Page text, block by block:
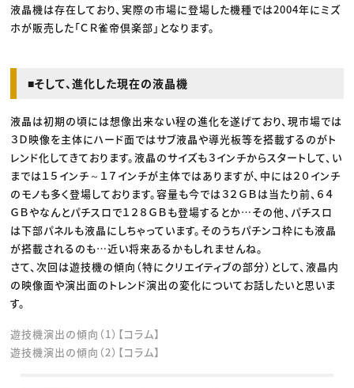
液晶機は存在しており、実際の市場に登場した機種では2004年にミズ
ホが販売した「ＣＲ雀帝倶楽部」となります。
■そして、進化した現在の液晶機
液晶は初期の頃には想像出来ない程の進化を遂げており、現市場では
３Ｄ映像を主体にハード面ではサブ液晶や導光板等を搭載するのがト
レンド化してきております。液晶のサイズも３インチからスタートして、い
までは１５インチ～１７インチが主体ではありますが、中には２０インチ
のモノも多く登場しております。容量も今では３２ＧＢは当たり前、６４
ＧＢやなんとパチスロで１２８ＧＢも登場するとか…その他、パチスロ
は下部パネルも液晶にしちゃっています。そのうちパチンコ枠にも液晶
が搭載されるのも…近い将来あるかもしれませんね。
さて、次回は遊技機の傾向（特にクリエイティブの部分）として、液晶内
の映像面や演出面のトレンド演出の変化についてお話したいと思いま
す。
遊技機演出の傾向（1）【コラム】
遊技機演出の傾向（2）【コラム】